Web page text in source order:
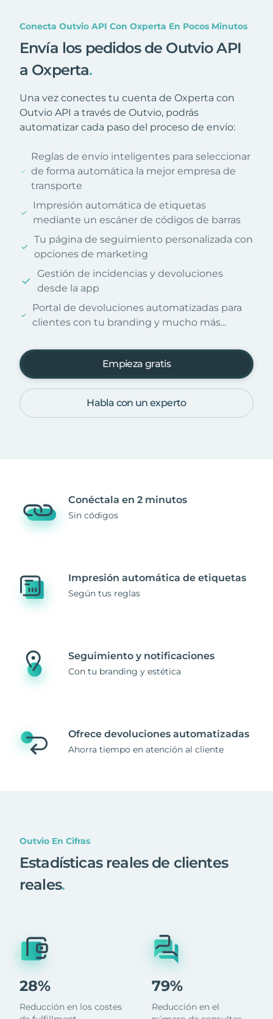
Conecta Outvio API Con Oxperta En Pocos Minutos
Envía los pedidos de Outvio API
a Oxperta.
Una vez conectes tu cuenta de Oxperta con
Outvio API a través de Outvio, podrás
automatizar cada paso del proceso de envío:
Reglas de envío inteligentes para seleccionar
de forma automática la mejor empresa de
transporte
Impresión automática de etiquetas
mediante un escáner de códigos de barras
Tu página de seguimiento personalizada con
opciones de marketing
Gestión de incidencias y devoluciones
desde la app
Portal de devoluciones automatizadas para
clientes con tu branding y mucho más...
Empieza gratis
Habla con un experto
Conéctala en 2 minutos
Sin códigos
Impresión automática de etiquetas
Según tus reglas
Seguimiento y notificaciones
Con tu branding y estética
Ofrece devoluciones automatizadas
Ahorra tiempo en atención al cliente
Outvio En Cifras
Estadísticas reales de clientes
reales.
28%
Reducción en los costes
79%
Reducción en el